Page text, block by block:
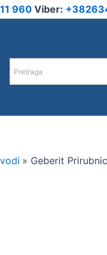
960Viber:
Geberit